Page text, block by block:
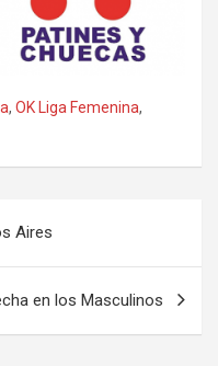
, OK Liga Femenina,
Aires
en los Masculinos